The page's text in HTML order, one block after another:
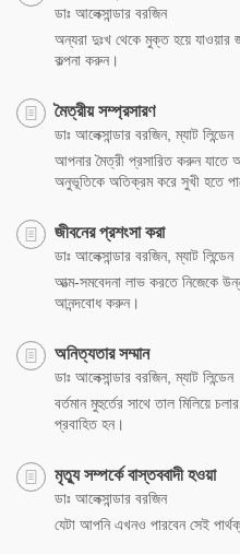
ডাঃ আলেক্সান্ডার বরজিন
অন্যরা দুঃখ থেকে মুক্ত হয়ে যাওয়ার
কল্পনা করুন।
মৈত্রীয় সম্প্রসারণ
ডাঃ আলেক্সান্ডার বরজিন, ম্যাট লিন্ডেন
আপনার মৈত্রী প্রসারিত করুন যাতে
অনুভূতিকে অতিক্রম করে সুখী হতে
জীবনের প্রশংসা করা
ডাঃ আলেক্সান্ডার বরজিন, ম্যাট লিন্ডেন
আত্ম-সমবেদনা লাভ করতে নিজেকে
আনন্দবোধ করুন।
অনিত্যতার সম্মান
ডাঃ আলেক্সান্ডার বরজিন, ম্যাট লিন্ডেন
বর্তমান মুহুর্তের সাথে তাল মিলিয়ে
প্রবাহিত হন।
মৃত্যু সম্পর্কে বাস্তববাদী হওয়া
ডাঃ আলেক্সান্ডার বরজিন
যেটা আপনি এখনও পারবেন সেই